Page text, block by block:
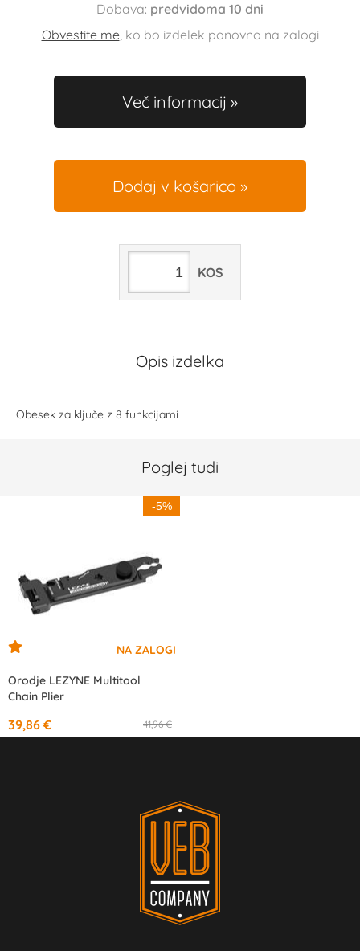
Dobava: predvidoma 10 dni
Obvestite me, ko bo izdelek ponovno na zalogi
Več informacij
Dodaj v košarico
KOS
Opis izdelka
Obesek za ključe z 8 funkcijami
Poglej tudi
-5%
Orodje LEZYNE Multitool
Chain Plier
41,96 €
39,86 €